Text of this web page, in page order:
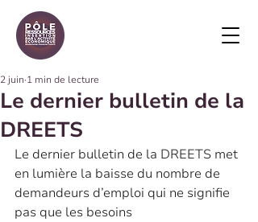
Le dernier bulletin de la
DREETS
2 juin 1 min de lecture
Le dernier bulletin de la DREETS met
en lumière la baisse du nombre de
demandeurs d’emploi qui ne signifie
pas que les besoins